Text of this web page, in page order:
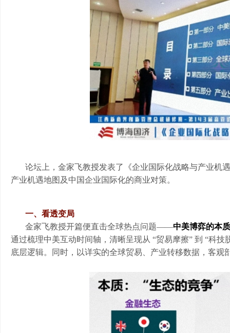
论坛上，金家飞教授发表了《企业国际化战略与产业机
产业机遇地图及中国企业国际化的商业对策。
一、看透变局
金家飞教授开篇便直击全球热点问题——中美博弈的本
通过梳理中美互动时间轴，清晰呈现从 “贸易摩擦” 到 “科技
底层逻辑。同时，以详实的全球贸易、产业转移数据，客观